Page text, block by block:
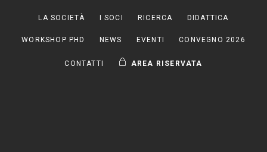
LA SOCIETÀ I SOCI RICERCA DIDATTICA
WORKSHOP PHD NEWS EVENTI CONVEGNO 2026
CONTATTI AREA RISERVATA